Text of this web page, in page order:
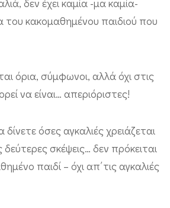
δεν έχει καμία -μα καμία-
του κακομαθημένου παιδιού που
όρια, σύμφωνοι, αλλά όχι στις
να είναι… απεριόριστες!
όσες αγκαλιές χρειάζεται
σκέψεις… δεν πρόκειται
παιδί – όχι απ΄τις αγκαλιές